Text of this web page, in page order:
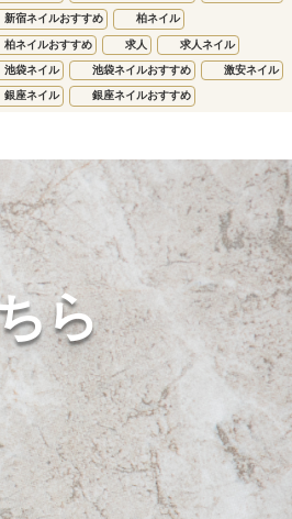
新宿ネイルおすすめ 柏ネイル
柏ネイルおすすめ 求人 求人ネイル
池袋ネイル 池袋ネイルおすすめ 激安ネイル
銀座ネイル 銀座ネイルおすすめ
ら